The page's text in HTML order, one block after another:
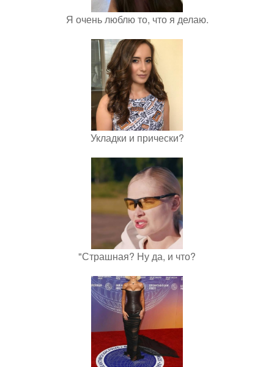
Я очень люблю то, что я делаю.
Укладки и прически?
"Страшная? Ну да, и что?